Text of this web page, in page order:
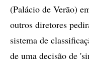
(Palácio de Verão)
outros diretores
sistema de
de uma decisão de